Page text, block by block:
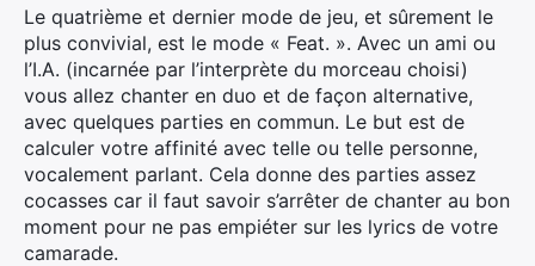
Le quatrième et dernier mode de jeu, et sûrement le
plus convivial, est le mode « Feat. ». Avec un ami ou
l’I.A. (incarnée par l’interprète du morceau choisi)
vous allez chanter en duo et de façon alternative,
avec quelques parties en commun. Le but est de
calculer votre affinité avec telle ou telle personne,
vocalement parlant. Cela donne des parties assez
cocasses car il faut savoir s’arrêter de chanter au bon
moment pour ne pas empiéter sur les lyrics de votre
camarade.